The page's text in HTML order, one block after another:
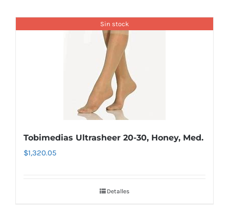
Sin stock
Tobimedias Ultrasheer 20-30, Honey, Med.
$1,320.05
Detalles